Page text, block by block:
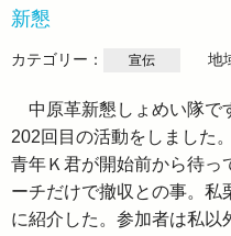
新懇
カテゴリー： 宣伝 地
中原革新懇しょめい隊で
202回目の活動をしました
青年Ｋ君が開始前から待っ
ーチだけで撤収との事。私
に紹介した。参加者は私以